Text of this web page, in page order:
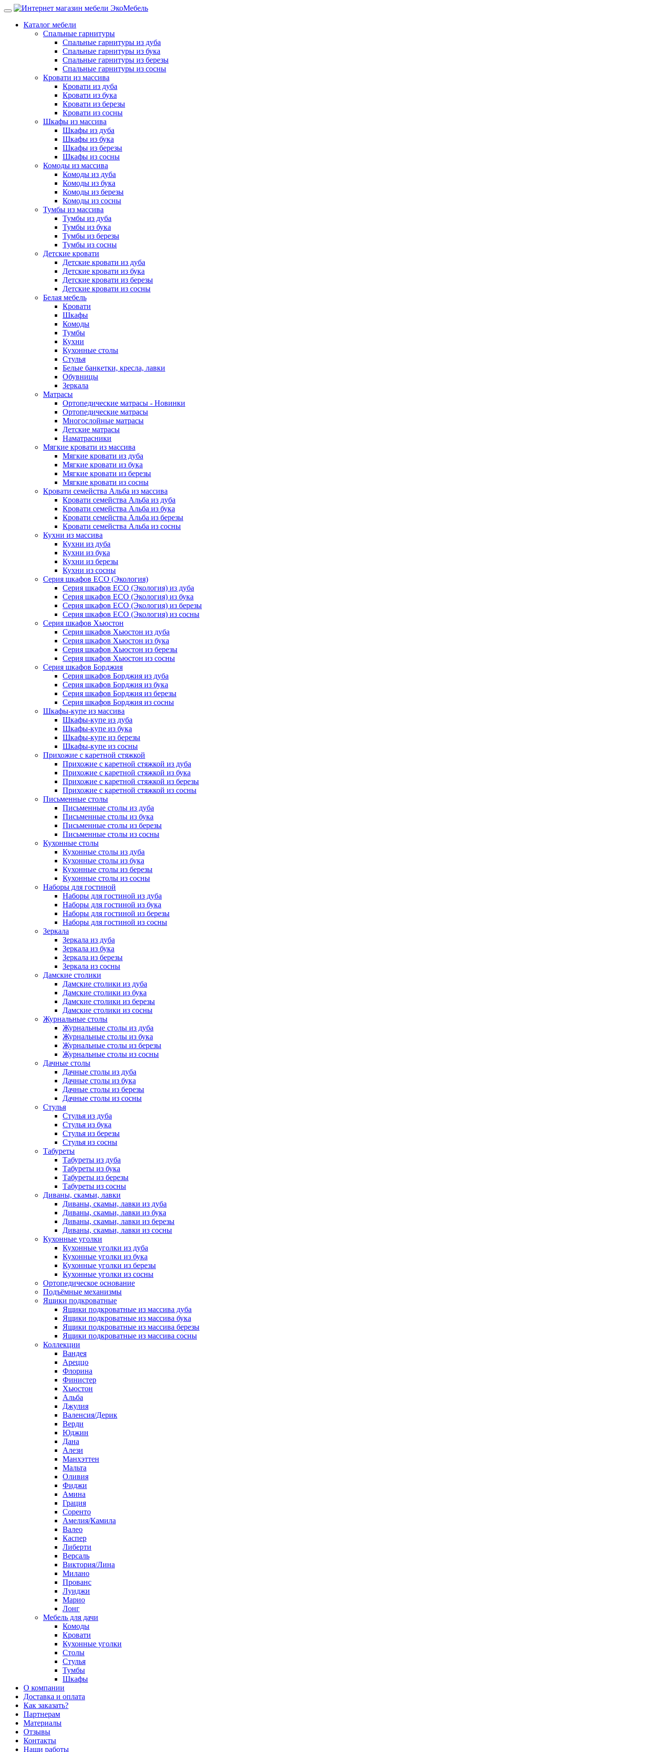
Каталог мебели
Спальные гарнитуры
Спальные гарнитуры из дуба
Спальные гарнитуры из бука
Спальные гарнитуры из березы
Спальные гарнитуры из сосны
Кровати из массива
Кровати из дуба
Кровати из бука
Кровати из березы
Кровати из сосны
Шкафы из массива
Шкафы из дуба
Шкафы из бука
Шкафы из березы
Шкафы из сосны
Комоды из массива
Комоды из дуба
Комоды из бука
Комоды из березы
Комоды из сосны
Тумбы из массива
Тумбы из дуба
Тумбы из бука
Тумбы из березы
Тумбы из сосны
Детские кровати
Детские кровати из дуба
Детские кровати из бука
Детские кровати из березы
Детские кровати из сосны
Белая мебель
Кровати
Шкафы
Комоды
Тумбы
Кухни
Кухонные столы
Стулья
Белые банкетки, кресла, лавки
Обувницы
Зеркала
Матрасы
Ортопедические матрасы - Новинки
Ортопедические матрасы
Многослойные матрасы
Детские матрасы
Наматрасники
Мягкие кровати из массива
Мягкие кровати из дуба
Мягкие кровати из бука
Мягкие кровати из березы
Мягкие кровати из сосны
Кровати семейства Альба из массива
Кровати семейства Альба из дуба
Кровати семейства Альба из бука
Кровати семейства Альба из березы
Кровати семейства Альба из сосны
Кухни из массива
Кухни из дуба
Кухни из бука
Кухни из березы
Кухни из сосны
Серия шкафов ECO (Экология)
Серия шкафов ECO (Экология) из дуба
Серия шкафов ECO (Экология) из бука
Серия шкафов ECO (Экология) из березы
Серия шкафов ECO (Экология) из сосны
Серия шкафов Хьюстон
Серия шкафов Хьюстон из дуба
Серия шкафов Хьюстон из бука
Серия шкафов Хьюстон из березы
Серия шкафов Хьюстон из сосны
Серия шкафов Борджия
Серия шкафов Борджия из дуба
Серия шкафов Борджия из бука
Серия шкафов Борджия из березы
Серия шкафов Борджия из сосны
Шкафы-купе из массива
Шкафы-купе из дуба
Шкафы-купе из бука
Шкафы-купе из березы
Шкафы-купе из сосны
Прихожие с каретной стяжкой
Прихожие с каретной стяжкой из дуба
Прихожие с каретной стяжкой из бука
Прихожие с каретной стяжкой из березы
Прихожие с каретной стяжкой из сосны
Письменные столы
Письменные столы из дуба
Письменные столы из бука
Письменные столы из березы
Письменные столы из сосны
Кухонные столы
Кухонные столы из дуба
Кухонные столы из бука
Кухонные столы из березы
Кухонные столы из сосны
Наборы для гостиной
Наборы для гостиной из дуба
Наборы для гостиной из бука
Наборы для гостиной из березы
Наборы для гостиной из сосны
Зеркала
Зеркала из дуба
Зеркала из бука
Зеркала из березы
Зеркала из сосны
Дамские столики
Дамские столики из дуба
Дамские столики из бука
Дамские столики из березы
Дамские столики из сосны
Журнальные столы
Журнальные столы из дуба
Журнальные столы из бука
Журнальные столы из березы
Журнальные столы из сосны
Дачные столы
Дачные столы из дуба
Дачные столы из бука
Дачные столы из березы
Дачные столы из сосны
Стулья
Стулья из дуба
Стулья из бука
Стулья из березы
Стулья из сосны
Табуреты
Табуреты из дуба
Табуреты из бука
Табуреты из березы
Табуреты из сосны
Диваны, скамьи, лавки
Диваны, скамьи, лавки из дуба
Диваны, скамьи, лавки из бука
Диваны, скамьи, лавки из березы
Диваны, скамьи, лавки из сосны
Кухонные уголки
Кухонные уголки из дуба
Кухонные уголки из бука
Кухонные уголки из березы
Кухонные уголки из сосны
Ортопедическое основание
Подъёмные механизмы
Ящики подкроватные
Ящики подкроватные из массива дуба
Ящики подкроватные из массива бука
Ящики подкроватные из массива березы
Ящики подкроватные из массива сосны
Коллекции
Вандея
Ареццо
Флорина
Финистер
Хьюстон
Альба
Джулия
Валенсия/Дерик
Верди
Юджин
Дана
Алези
Манхэттен
Мальта
Оливия
Фиджи
Амина
Грация
Соренто
Амелия/Камила
Валео
Каспер
Либерти
Версаль
Виктория/Лина
Милано
Прованс
Луиджи
Марио
Лонг
Мебель для дачи
Комоды
Кровати
Кухонные уголки
Столы
Стулья
Тумбы
Шкафы
О компании
Доставка и оплата
Как заказать?
Партнерам
Материалы
Отзывы
Контакты
Наши работы